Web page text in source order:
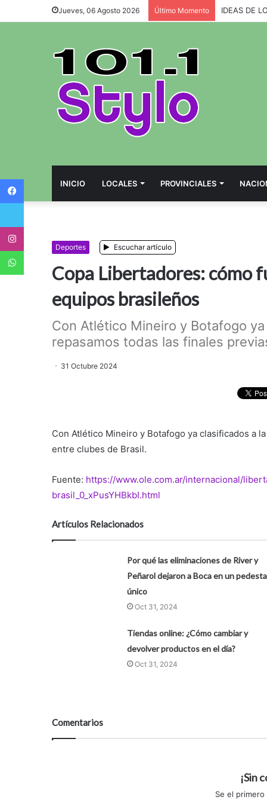
Jueves, 06 Agosto 2026 Último Momento IDEAS DE
INICIO LOCALES PROVINCIALES
Deportes Escuchar artículo
Copa Libertadores: cómo
equipos brasileños
Con Atlético Mineiro y Botafogo
repasamos todas las finales
31 Octubre 2024
Con Atlético Mineiro y Botafogo ya clasificados a
entre clubes de Brasil.
Fuente: https://www.ole.com.ar/internacional/
brasil_0_xPusYHBkbI.html
Artículos Relacionados
Por qué las eliminaciones de River y
Peñarol dejaron a Boca en un
único
Oct 31, 2024
Tiendas online: ¿Cómo cambiar y
devolver productos en el día?
Oct 31, 2024
Comentarios
¡Sin
Se el
Twitter
WhatsApp